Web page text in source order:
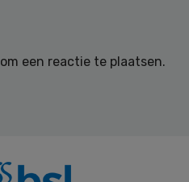
om een reactie te plaatsen.